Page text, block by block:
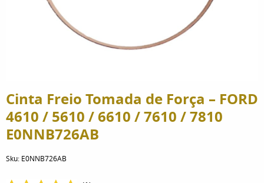
Cinta Freio Tomada de Força – FORD
4610 / 5610 / 6610 / 7610 / 7810
E0NNB726AB
Sku: E0NNB726AB